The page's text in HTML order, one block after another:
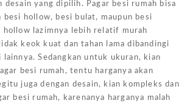
desain yang dipilih. Pagar besi rumah bisa
besi hollow, besi bulat, maupun besi
hollow lazimnya lebih relatif murah
keok kuat dan tahan lama dibandingi
lainnya. Sedangkan untuk ukuran, kian
besi rumah, tentu harganya akan
juga dengan desain, kian kompleks dan
besi rumah, karenanya harganya malah